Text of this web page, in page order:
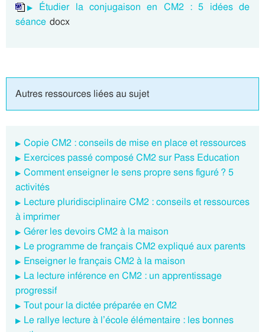
Étudier la conjugaison en CM2 : 5 idées de
séance docx
Autres ressources liées au sujet
Copie CM2 : conseils de mise en place et ressources
Exercices passé composé CM2 sur Pass Education
Comment enseigner le sens propre sens figuré ? 5
activités
Lecture pluridisciplinaire CM2 : conseils et ressources
à imprimer
Gérer les devoirs CM2 à la maison
Le programme de français CM2 expliqué aux parents
Enseigner le français CM2 à la maison
La lecture inférence en CM2 : un apprentissage
progressif
Tout pour la dictée préparée en CM2
Le rallye lecture à l’école élémentaire : les bonnes